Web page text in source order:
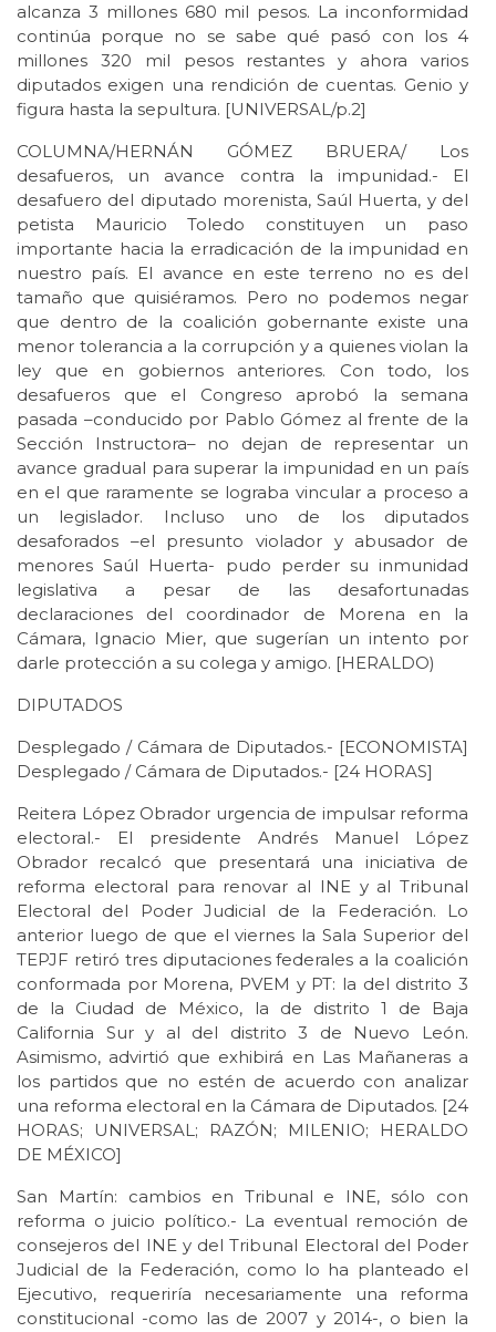
alcanza 3 millones 680 mil pesos. La inconformidad
continúa porque no se sabe qué pasó con los 4
millones 320 mil pesos restantes y ahora varios
diputados exigen una rendición de cuentas. Genio y
figura hasta la sepultura. [UNIVERSAL/p.2]
COLUMNA/HERNÁN GÓMEZ BRUERA/ Los
desafueros, un avance contra la impunidad.- El
desafuero del diputado morenista, Saúl Huerta, y del
petista Mauricio Toledo constituyen un paso
importante hacia la erradicación de la impunidad en
nuestro país. El avance en este terreno no es del
tamaño que quisiéramos. Pero no podemos negar
que dentro de la coalición gobernante existe una
menor tolerancia a la corrupción y a quienes violan la
ley que en gobiernos anteriores. Con todo, los
desafueros que el Congreso aprobó la semana
pasada –conducido por Pablo Gómez al frente de la
Sección Instructora– no dejan de representar un
avance gradual para superar la impunidad en un país
en el que raramente se lograba vincular a proceso a
un legislador. Incluso uno de los diputados
desaforados –el presunto violador y abusador de
menores Saúl Huerta- pudo perder su inmunidad
legislativa a pesar de las desafortunadas
declaraciones del coordinador de Morena en la
Cámara, Ignacio Mier, que sugerían un intento por
darle protección a su colega y amigo. [HERALDO)
DIPUTADOS
Desplegado / Cámara de Diputados.- [ECONOMISTA]
Desplegado / Cámara de Diputados.- [24 HORAS]
Reitera López Obrador urgencia de impulsar reforma
electoral.- El presidente Andrés Manuel López
Obrador recalcó que presentará una iniciativa de
reforma electoral para renovar al INE y al Tribunal
Electoral del Poder Judicial de la Federación. Lo
anterior luego de que el viernes la Sala Superior del
TEPJF retiró tres diputaciones federales a la coalición
conformada por Morena, PVEM y PT: la del distrito 3
de la Ciudad de México, la de distrito 1 de Baja
California Sur y al del distrito 3 de Nuevo León.
Asimismo, advirtió que exhibirá en Las Mañaneras a
los partidos que no estén de acuerdo con analizar
una reforma electoral en la Cámara de Diputados. [24
HORAS; UNIVERSAL; RAZÓN; MILENIO; HERALDO
DE MÉXICO]
San Martín: cambios en Tribunal e INE, sólo con
reforma o juicio político.- La eventual remoción de
consejeros del INE y del Tribunal Electoral del Poder
Judicial de la Federación, como lo ha planteado el
Ejecutivo, requeriría necesariamente una reforma
constitucional -como las de 2007 y 2014-, o bien la